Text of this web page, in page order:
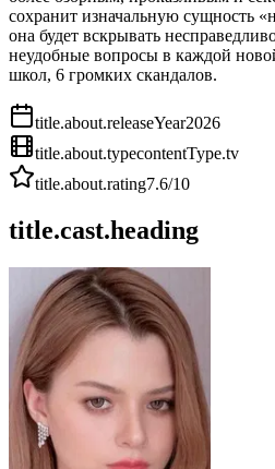
сохранит изначальную сущность
она будет вскрывать
неудобные вопросы в каждой
школ, 6 громких скандалов.
title.about.releaseYear2026
title.about.typecontentType.tv
title.about.rating7.6/10
title.cast.heading